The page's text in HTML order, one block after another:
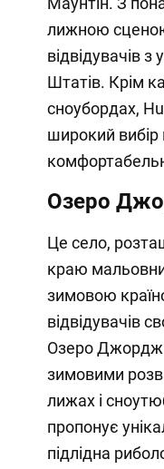
лижною
відвідувачів з
Штатів. Крім
сноубордах,
широкий вибір
Озеро
Це село,
краю
зимовою
відвідувачів
Озеро Джордж
зимовими
лижах і
пропонує
підлідна